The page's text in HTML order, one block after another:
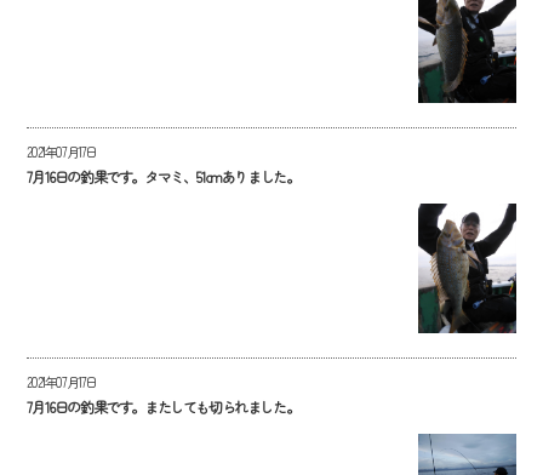
2021年07月17日
7月16日の釣果です。タマミ、51cmありました。
2021年07月17日
7月16日の釣果です。またしても切られました。